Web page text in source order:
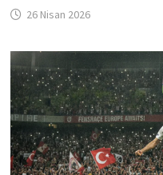
26 Nisan 2026